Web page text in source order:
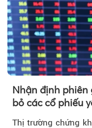
Nhận định phiên
bỏ các cổ phiếu
Thị trường chứng